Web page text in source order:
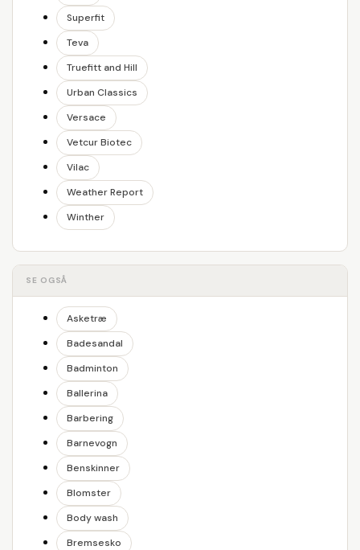
Superfit
Teva
Truefitt and Hill
Urban Classics
Versace
Vetcur Biotec
Vilac
Weather Report
Winther
SE OGSÅ
Asketræ
Badesandal
Badminton
Ballerina
Barbering
Barnevogn
Benskinner
Blomster
Body wash
Bremsesko